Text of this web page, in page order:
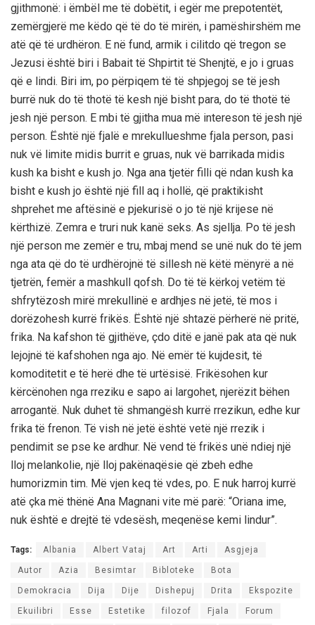
gjithmonë: i ëmbël me të dobëtit, i egër me prepotentët,
zemërgjerë me këdo që të do të mirën, i pamëshirshëm me
atë që të urdhëron. E në fund, armik i cilitdo që tregon se
Jezusi është biri i Babait të Shpirtit të Shenjtë, e jo i gruas
që e lindi. Biri im, po përpiqem të të shpjegoj se të jesh
burrë nuk do të thotë të kesh një bisht para, do të thotë të
jesh një person. E mbi të gjitha mua më intereson të jesh një
person. Është një fjalë e mrekullueshme fjala person, pasi
nuk vë limite midis burrit e gruas, nuk vë barrikada midis
kush ka bisht e kush jo. Nga ana tjetër filli që ndan kush ka
bisht e kush jo është një fill aq i hollë, që praktikisht
shprehet me aftësinë e pjekurisë o jo të një krijese në
kërthizë. Zemra e truri nuk kanë seks. As sjellja. Po të jesh
një person me zemër e tru, mbaj mend se unë nuk do të jem
nga ata që do të urdhërojnë të sillesh në këtë mënyrë a në
tjetrën, femër a mashkull qofsh. Do të të kërkoj vetëm të
shfrytëzosh mirë mrekullinë e ardhjes në jetë, të mos i
dorëzohesh kurrë frikës. Është një shtazë përherë në pritë,
frika. Na kafshon të gjithëve, çdo ditë e janë pak ata që nuk
lejojnë të kafshohen nga ajo. Në emër të kujdesit, të
komoditetit e të herë dhe të urtësisë. Frikësohen kur
kërcënohen nga rreziku e sapo ai largohet, njerëzit bëhen
arrogantë. Nuk duhet të shmangësh kurrë rrezikun, edhe kur
frika të frenon. Të vish në jetë është vetë një rrezik i
pendimit se pse ke ardhur. Në vend të frikës unë ndiej një
lloj melankolie, një lloj pakënaqësie që zbeh edhe
humorizmin tim. Më vjen keq të vdes, po. E nuk harroj kurrë
atë çka më thënë Ana Magnani vite më parë: “Oriana ime,
nuk është e drejtë të vdesësh, meqenëse kemi lindur”.
Tags: Albania Albert Vataj Art Arti Asgjeja
Autor Azia Besimtar Bibloteke Bota
Demokracia Dija Dije Dishepuj Drita Ekspozite
Ekuilibri Esse Estetike filozof Fjala Forum